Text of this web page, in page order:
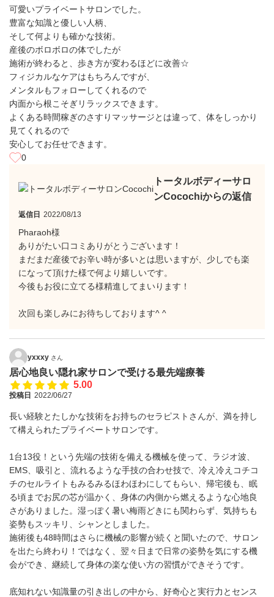
可愛いプライベートサロンでした。
豊富な知識と優しい人柄、
そして何よりも確かな技術。
産後のボロボロの体でしたが
施術が終わると、歩き方が変わるほどに改善☆
フィジカルなケアはもちろんですが、
メンタルもフォローしてくれるので
内面から根こそぎリラックスできます。
よくある時間稼ぎのさすりマッサージとは違って、体をしっかり
見てくれるので
安心してお任せできます。
0
トータルボディーサロ
ンCocochiからの返信
返信日 2022/08/13
Pharaoh様
ありがたい口コミありがとうございます！
まだまだ産後でお辛い時が多いとは思いますが、少しでも楽
になって頂けた様で何より嬉しいです。
今後もお役に立てる様精進してまいります！
次回も楽しみにお待ちしております^ ^
yxxxy さん
居心地良い隠れ家サロンで受ける最先端療養
5.00
投稿日 2022/06/27
長い経験とたしかな技術をお持ちのセラピストさんが、満を持し
て構えられたプライベートサロンです。
1台13役！という先端の技術を備える機械を使って、ラジオ波、
EMS、吸引と、流れるような手技の合わせ技で、冷え冷えコチコ
チのセルライトもみるみるほわほわにしてもらい、帰宅後も、眠
る頃までお尻の芯が温かく、身体の内側から燃えるような心地良
さがありました。湿っぽく暑い梅雨どきにも関わらず、気持ちも
姿勢もスッキリ、シャンとしました。
施術後も48時間はさらに機械の影響が続くと聞いたので、サロン
を出たら終わり！ではなく、翌々日まで日常の姿勢を気にする機
会ができ、継続して身体の楽な使い方の習慣ができそうです。
底知れない知識量の引き出しの中から、好奇心と実行力とセンス